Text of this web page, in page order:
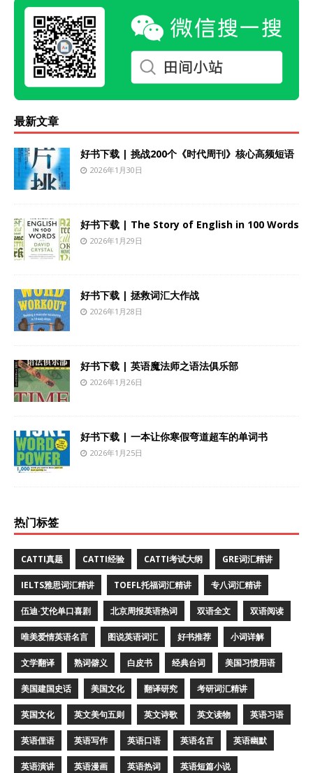
最新文章
好书下载 | 挑战200个《时代周刊》核心高频短语
2026年1月30日
好书下载 | The Story of English in 100 Words
2026年1月29日
好书下载 | 拯救词汇大作战
2026年1月28日
好书下载 | 英语魔法师之语法俱乐部
2026年1月26日
好书下载 | 一本让你寒假弯道超车的单词书
2026年1月25日
热门标签
CATTI真题 CATTI经验 CATTI考试大纲 GRE词汇精讲
IELTS雅思词汇精讲 TOEFL托福词汇精讲 专八词汇精讲
伍迪·艾伦单口喜剧 北京周报英语热词 双语全文 双语阅读
唯美爱情英语名言 图说英语词汇 好书推荐 小词详解
文学翻译 熟词僻义 白皮书 经典台词 美国习惯用语
美国建国史话 美国文化 翻译研究 考研词汇精讲
英国文化 英文美句五则 英文诗歌 英文读物 英语习语
英语俚语 英语写作 英语口语 英语名言 英语幽默
英语演讲 英语漫画 英语热词 英语短篇小说